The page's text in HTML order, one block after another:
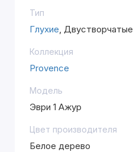
Тип
Глухие, Двустворчатые
Коллекция
Provence
Модель
Эври 1 Ажур
Цвет производителя
Белое дерево